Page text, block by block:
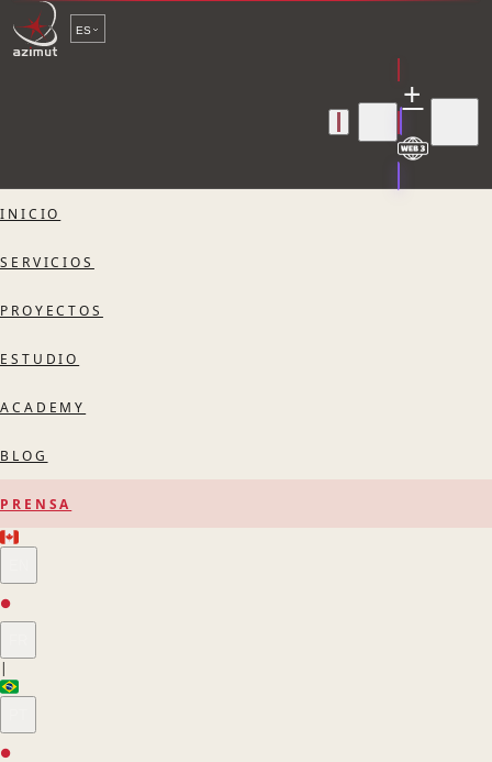
ES
+
INICIO
SERVICIOS
PROYECTOS
ESTUDIO
ACADEMY
BLOG
PRENSA
●
|
●